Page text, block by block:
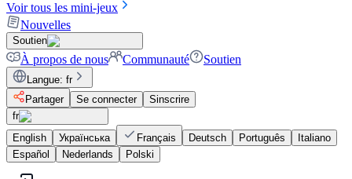
Voir tous les mini-jeux
Nouvelles
Soutien
À propos de nous Communauté Soutien
Langue: fr
Partager
Se connecter
Sinscrire
fr
English
Українська Français Deutsch Português
Italiano
Español
Nederlands Polski